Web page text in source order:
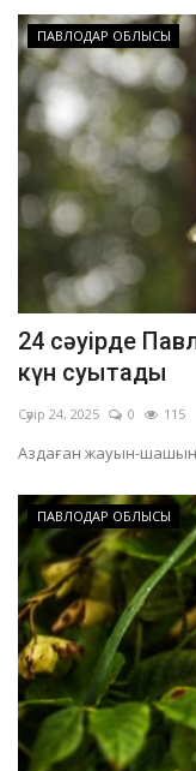
ПАВЛОДАР ОБЛЫСЫ
24 сәуірде
күн суытады
Сәуір 24, 2025 0 115
Аздаған жауын-шашын
ПАВЛОДАР ОБЛЫСЫ